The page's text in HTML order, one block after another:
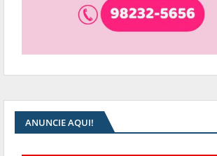
ANUNCIE AQUI!